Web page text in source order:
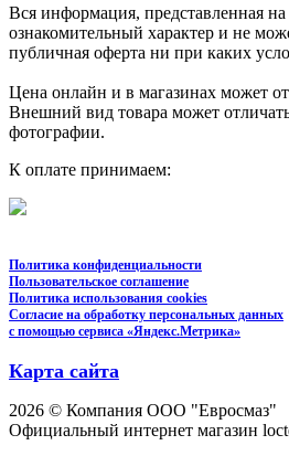
Вся информация, представленная на
ознакомительный характер и не
публичная оферта ни при каких
Цена онлайн и в магазинах может
Внешний вид товара может
фотографии.
К оплате принимаем:
Политика конфиденциальности
Пользовательское соглашение
Политика использования cookies
Согласие на обработку персональных данных
с помощью сервиса «Яндекс.Метрика»
Карта сайта
2026 © Компания ООО "Евросмаз"
Официальный интернет магазин